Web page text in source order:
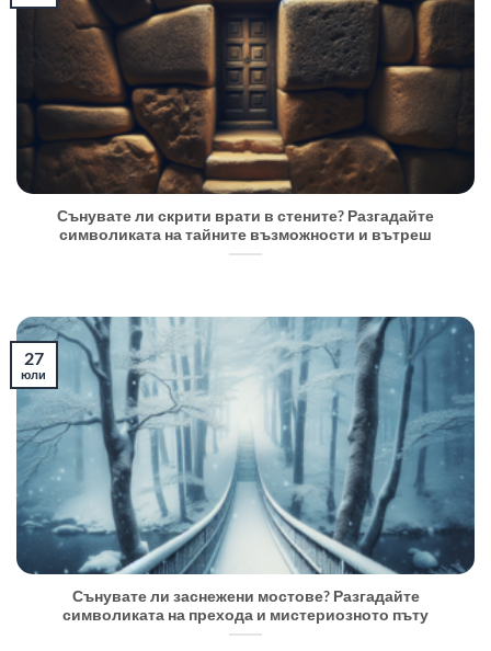
Сънувате ли скрити врати в стените? Разгадайте
символиката на тайните възможности и вътреш
Сънувате ли заснежени мостове? Разгадайте
символиката на прехода и мистериозното пъту
27
юли